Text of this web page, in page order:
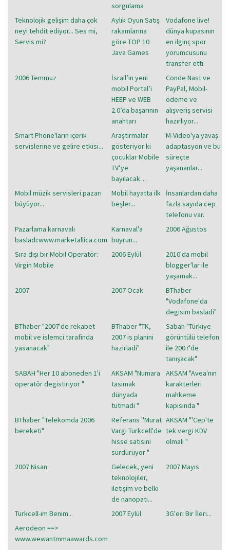
sorgulama
Teknolojik gelişim daha çok
neyi tehdit ediyor... Ses mi,
Servis mi?
Aylık Oyun Satış
rakamlarına
göre TOP 10
Java Games
Vodafone live!
dünya kupasının
en ilginç spor
yorumcusunu
transfer etti.
2006 Temmuz
İsrail’in yeni
mobil Portal’i
HEEP ve WEB
2.0’da başarının
anahtarı
Conde Nast ve
PayPal, Mobil-
ödeme ve
alışveriş servisi
hazırlıyor...
Smart Phone'ların içerik
servislerine ve gelire etkisi...
Araştırmalar
gösteriyor ki
çocuklar Mobile
TV’ye
bayılacak…
M-Video'ya yavaş
adaptasyon ve bu
süreçte
yaşananlar...
Mobil müzik servisleri pazarı
büyüyor...
Mobil hayatta ilk
beşler...
İnsanlardan daha
fazla sayıda cep
telefonu var.
Pazarlama karnavalı
basladı:www.marketallica.com
Karnaval'a
buyrun...
2006 Ağustos
Sıra dışı bir Mobil Operatör:
Virgin Mobile
2006 Eylül
2010'da mobil
blogger'lar ile
yaşamak...
2007
2007 Ocak
BThaber
"Vodafone'da
degisim basladi"
BThaber "2007'de rekabet
mobil ve islemci tarafinda
yasanacak"
BThaber "TK,
2007 is planini
hazirladi"
Sabah "Türkiye
görüntülü telefon
ile 2007'de
tanışacak"
SABAH "Her 10 aboneden 1'i
operatör degistiriyor "
AKSAM "Numara
tasimak
dünyada
tutmadi "
AKSAM "Avea'nın
karakterleri
mahkeme
kapisinda "
BThaber "Telekomda 2006
bereketi"
Referans ''Murat
Vargi Turkcell'de
hisse satisini
sürdürüyor "
AKSAM "'Cep'te
tek vergi KDV
olmali "
2007 Nisan
Gelecek, yeni
teknolojiler,
iletişim ve belki
de nanopati...
2007 Mayıs
Turkcell-im Benim... 2007 Eylül
3G'eri Bir İleri...
Aerodeon ==>
www.wewantmmaawards.com